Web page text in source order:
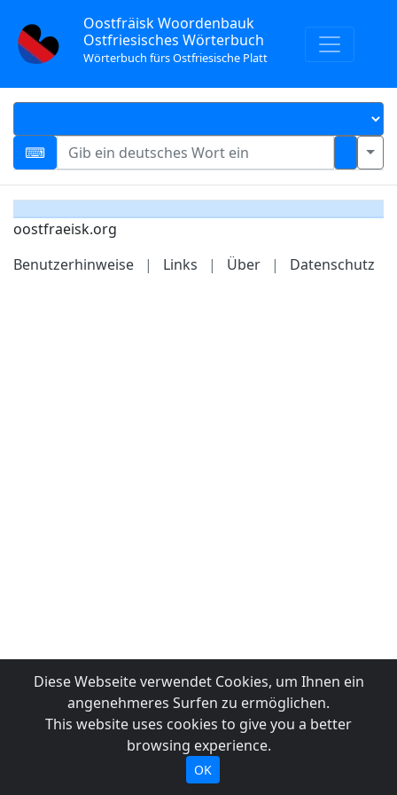
Oostfräisk Woordenbauk
Ostfriesisches Wörterbuch
Wörterbuch fürs Ostfriesische Platt
oostfraeisk.org
Benutzerhinweise
| Links | Über | Datenschutz
Diese Webseite verwendet Cookies, um Ihnen ein
angenehmeres Surfen zu ermöglichen.
This website uses cookies to give you a better
browsing experience.
OK